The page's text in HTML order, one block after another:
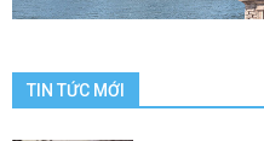
TIN TỨC MỚI